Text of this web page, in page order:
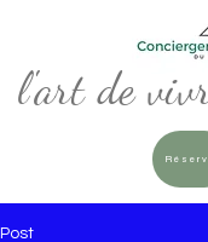
l'art de
Post